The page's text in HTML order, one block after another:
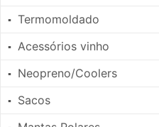
▪ Termomoldado
▪ Acessórios vinho
▪ Neopreno/Coolers
▪ Sacos